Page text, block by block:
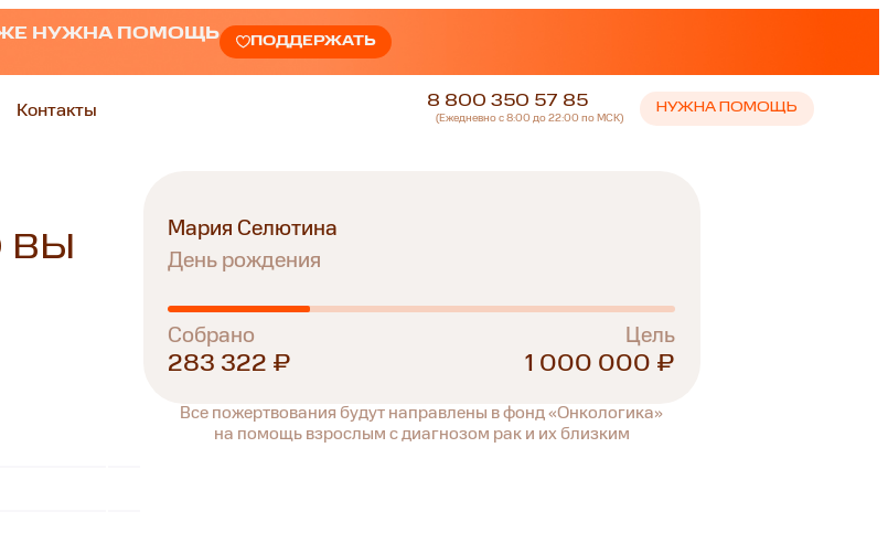
НУЖНА ПОМОЩЬ ПОДДЕРЖАТЬ
Контакты
8 800 350 57 85
(Ежедневно с 8:00 до 22:00 по МСК)
НУЖНА ПОМОЩЬ
ВЫ
Мария Селютина
День рождения
Собрано
283 322 ₽
Цель
1 000 000 ₽
Все пожертвования будут направлены в фонд «Онкологика»
на помощь взрослым с диагнозом рак и их близким